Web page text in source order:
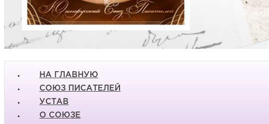
НА ГЛАВНУЮ
СОЮЗ ПИСАТЕЛЕЙ
УСТАВ
О СОЮЗЕ